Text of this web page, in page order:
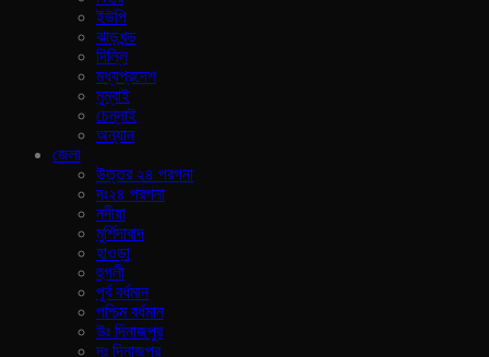
ইউপি
ঝাড়খন্ড
দিল্লি
মধ্যপ্রদেশ
মুম্বাই
চেন্নাই
অন্যান
জেলা
উত্তর ২৪ পরগনা
দঃ২৪ পরগনা
নদীয়া
মুর্শিদাবাদ
হাওড়া
হুগলী
পূর্ব বর্ধমান
পশ্চিম বর্ধমান
উঃ দিনাজপুর
দঃ দিনাজপুর